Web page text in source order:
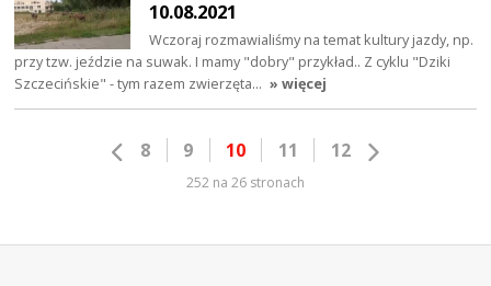
10.08.2021
Wczoraj rozmawialiśmy na temat kultury jazdy, np.
przy tzw. jeździe na suwak. I mamy "dobry" przykład.. Z cyklu "Dziki
Szczecińskie" - tym razem zwierzęta… » więcej
8 9 10 11 12
252 na 26 stronach